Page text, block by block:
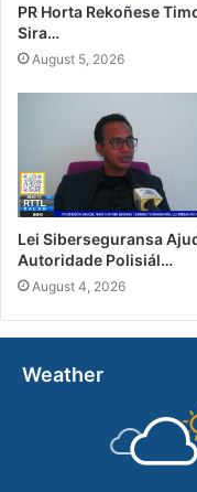
PR Horta Rekoñese
Sira…
August 5, 2026
Lei Siberseguransa
Autoridade Polisiál…
August 4, 2026
Weather